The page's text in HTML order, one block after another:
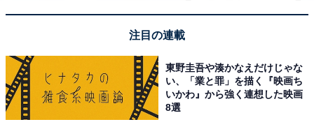
1位にランクインしたのは、「菅田将暉」さんでした。
1993年2月生まれの菅田さんは、2009年に放送された
『仮面ライダーW』（テレビ朝日系）で初出演、初主演
として俳優デビュー。ドラマへの出演などを経て、映画
注目の連載
東野圭吾や湊かなえだけじゃな
い、「業と罪」を描く『映画ち
いかわ』から強く連想した映画
8選